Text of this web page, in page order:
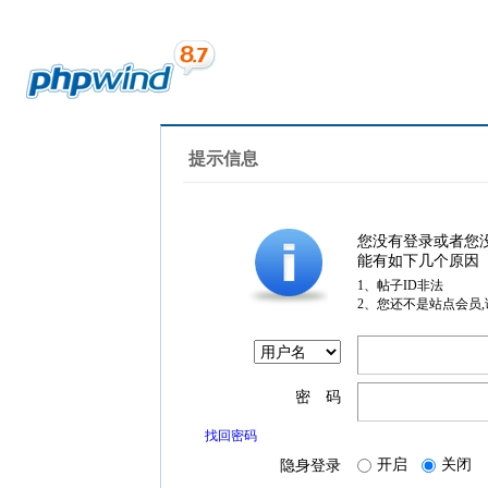
提示信息
您没有登录或者您
能有如下几个原因
1、帖子ID非法
2、您还不是站点会员
密 码
找回密码
隐身登录 开启 关闭